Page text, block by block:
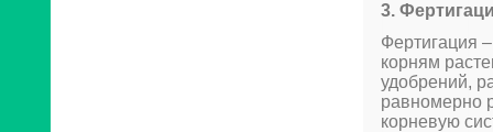
3.
Фертигация
корням
удобрений,
равномерно
корневую